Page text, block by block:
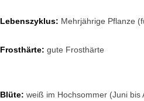
Lebenszyklus: Mehrjährige Pflanze
Frosthärte: gute Frosthärte
Blüte: weiß im Hochsommer (Juni bis